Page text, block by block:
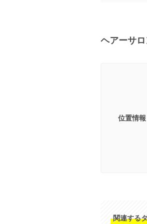
ヘアーサ
位置情報
関連する